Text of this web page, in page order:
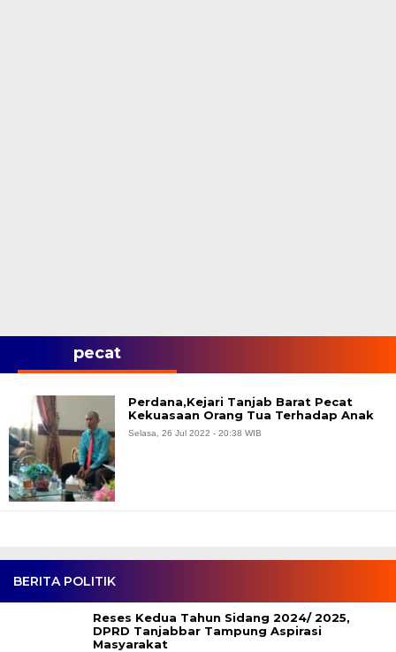
BERITA POLITIK
Reses Kedua Tahun Sidang 2024/ 2025,
DPRD Tanjabbar Tampung Aspirasi
Masyarakat
pecat
Perdana,Kejari Tanjab Barat Pecat
Kekuasaan Orang Tua Terhadap Anak
Selasa, 26 Jul 2022 - 20:38 WIB